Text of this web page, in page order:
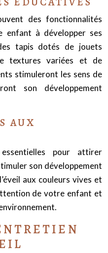
des fonctionnalités
enfant à développer ses
tapis dotés de jouets
textures variées et de
stimuleront les sens de
son développement
AUX
pour attirer
son développement
aux couleurs vives et
de votre enfant et